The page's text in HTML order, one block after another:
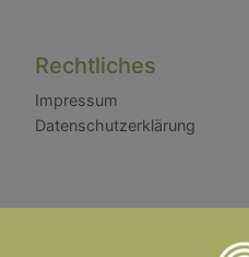
Rechtliches
Impressum
Datenschutzerklärung